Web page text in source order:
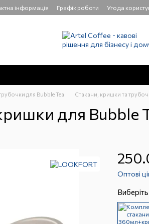
інформація Графік роботи Угода
для Bubble Tea Стакани, кришки та
для Bubble
Оптові